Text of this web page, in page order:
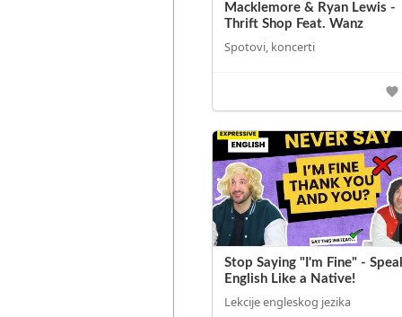
Macklemore & Ryan Lewis -
Thrift Shop Feat. Wanz
Spotovi, koncerti
Stop Saying "I'm Fine" -
English Like a Native!
Lekcije engleskog jezika